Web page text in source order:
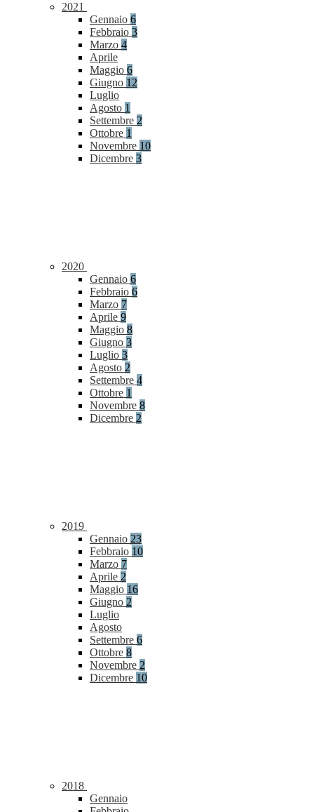
2021
Gennaio 6
Febbraio 3
Marzo 4
Aprile
Maggio 6
Giugno 12
Luglio
Agosto 1
Settembre 2
Ottobre 1
Novembre 10
Dicembre 3
2020
Gennaio 6
Febbraio 6
Marzo 7
Aprile 9
Maggio 8
Giugno 3
Luglio 3
Agosto 2
Settembre 4
Ottobre 1
Novembre 8
Dicembre 2
2019
Gennaio 23
Febbraio 10
Marzo 7
Aprile 2
Maggio 16
Giugno 2
Luglio
Agosto
Settembre 6
Ottobre 8
Novembre 2
Dicembre 10
2018
Gennaio